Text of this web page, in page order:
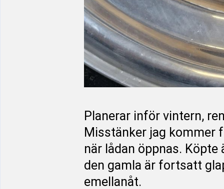
Planerar inför vintern,
Misstänker jag kommer
när lådan öppnas.
den gamla är fortsatt
emellanåt.